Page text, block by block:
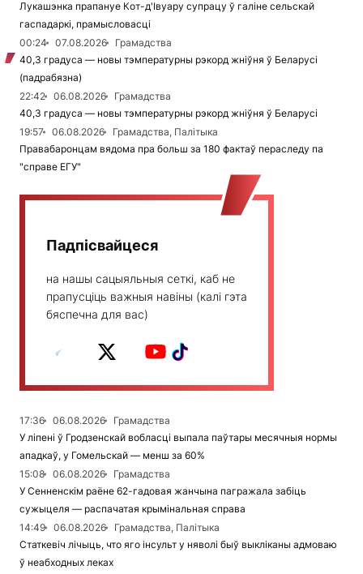
Лукашэнка прапануе Кот-д'Івуару супрацу ў галіне сельскай
гаспадаркі, прамысловасці
00:24
07.08.2026
Грамадства
40,3 градуса — новы тэмпературны рэкорд жніўня ў Беларусі
(падрабязна)
22:42
06.08.2026
Грамадства
40,3 градуса — новы тэмпературны рэкорд жніўня ў Беларусі
19:57
06.08.2026
Грамадства, Палітыка
Правабаронцам вядома пра больш за 180 фактаў пераследу па
"справе ЕГУ"
Падпісвайцеся
на нашы сацыяльныя сеткі, каб не
прапусціць важныя навіны (калі гэта
бяспечна для вас)
17:36 06.08.2026
Грамадства
У ліпені ў Гродзенскай вобласці выпала паўтары месячныя нормы
ападкаў, у Гомельскай — менш за 60%
15:08
06.08.2026
Грамадства
У Сенненскім раёне 62-гадовая жанчына пагражала забіць
сужыцеля — распачатая крымінальная справа
14:49
06.08.2026
Грамадства, Палітыка
Статкевіч лічыць, что яго інсульт у няволі быў выкліканы адмоваю
ў неабходных леках